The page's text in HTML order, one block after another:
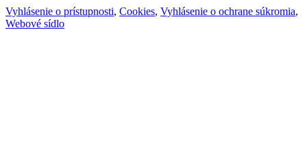
Vyhlásenie o prístupnosti, Cookies, Vyhlásenie o ochrane súkromia,
Webové sídlo